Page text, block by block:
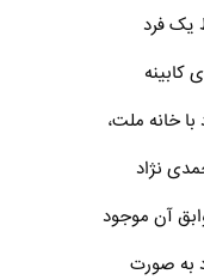
یک فرد
کابینه
خانه ملت،
نژاد
آن موجود
به صورت